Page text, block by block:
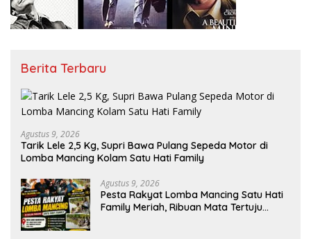
Berita Terbaru
Agustus 9, 2026
Tarik Lele 2,5 Kg, Supri Bawa Pulang Sepeda Motor di
Lomba Mancing Kolam Satu Hati Family
Agustus 9, 2026
Pesta Rakyat Lomba Mancing Satu Hati
Family Meriah, Ribuan Mata Tertuju